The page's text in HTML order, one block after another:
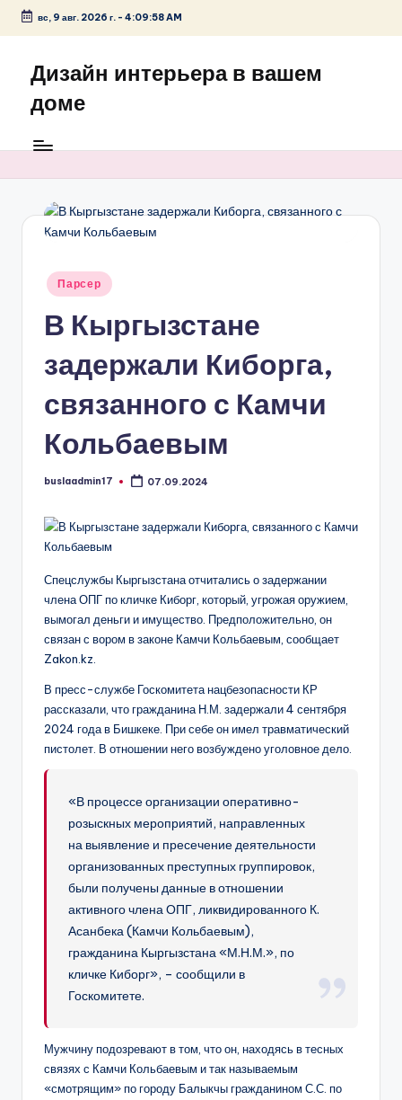
Перейти
содержимому
вс, 9 авг. 2026 г.- 4:09:59 AM
Дизайн интерьера в вашем
доме
Опубликовано
Парсер
В Кыргызстане
задержали Киборга,
связанного с Камчи
Кольбаевым
Запись
buslaadmin17 07.09.2024
Спецслужбы Кыргызстана отчитались о задержании
члена ОПГ по кличке Киборг, который, угрожая оружием,
вымогал деньги и имущество. Предположительно, он
связан с вором в законе Камчи Кольбаевым, сообщает
Zakon.kz.
В пресс-службе Госкомитета нацбезопасности КР
рассказали, что гражданина Н.М. задержали 4 сентября
2024 года в Бишкеке. При себе он имел травматический
пистолет. В отношении него возбуждено уголовное дело.
«В процессе организации оперативно-
розыскных мероприятий, направленных
на выявление и пресечение деятельности
организованных преступных группировок,
были получены данные в отношении
активного члена ОПГ, ликвидированного К.
Асанбека (Камчи Кольбаевым),
гражданина Кыргызстана «М.Н.М.», по
кличке Киборг», – сообщили в
Госкомитете.
Мужчину подозревают в том, что он, находясь в тесных
связях с Камчи Кольбаевым и так называемым
«смотрящим» по городу Балыкчы гражданином С.С. по